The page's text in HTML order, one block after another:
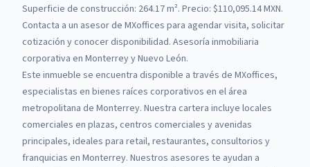
Superficie de construcción: 264.17 m². Precio: $110,095.14 MXN.
Contacta a un asesor de MXoffices para agendar visita, solicitar
cotización y conocer disponibilidad. Asesoría inmobiliaria
corporativa en Monterrey y Nuevo León.
Este inmueble se encuentra disponible a través de MXoffices,
especialistas en bienes raíces corporativos en el área
metropolitana de Monterrey. Nuestra cartera incluye locales
comerciales en plazas, centros comerciales y avenidas
principales, ideales para retail, restaurantes, consultorios y
franquicias en Monterrey. Nuestros asesores te ayudan a